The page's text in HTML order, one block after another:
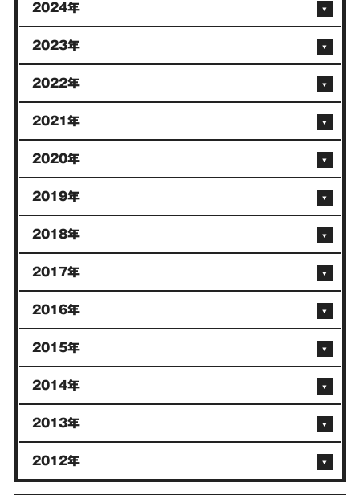
2024年
2023年
2022年
2021年
2020年
2019年
2018年
2017年
2016年
2015年
2014年
2013年
2012年